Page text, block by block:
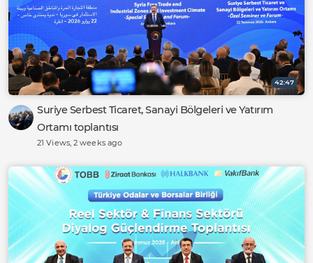
42:47
Suriye Serbest Ticaret, Sanayi Bölgeleri ve Yatırım
Ortamı toplantısı
21 Views, 2 weeks ago